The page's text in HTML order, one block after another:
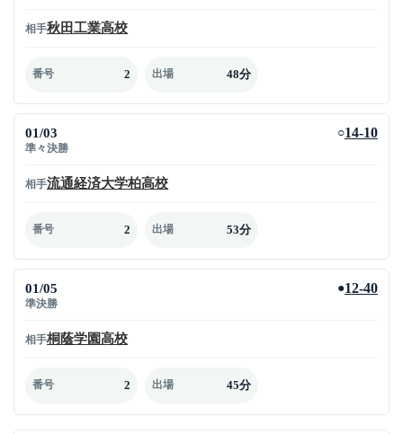
相手秋田工業高校
番号 2 出場 48分
01/03
準々決勝
○14-10
相手流通経済大学柏高校
番号 2 出場 53分
01/05
準決勝
●12-40
相手桐蔭学園高校
番号 2 出場 45分